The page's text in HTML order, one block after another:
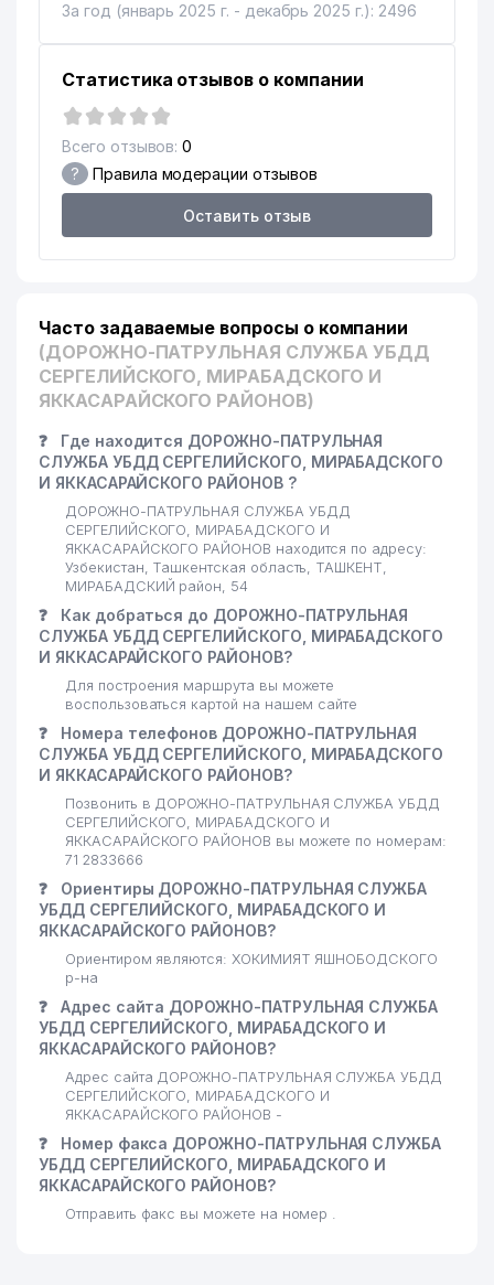
За год (январь 2025 г. - декабрь 2025 г.): 2496
Статистика отзывов о компании
Всего отзывов: 0
? Правила модерации отзывов
Оставить отзыв
Часто задаваемые вопросы о компании
(ДОРОЖНО-ПАТРУЛЬНАЯ СЛУЖБА УБДД
СЕРГЕЛИЙСКОГО, МИРАБАДСКОГО И
ЯККАСАРАЙСКОГО РАЙОНОВ)
❓
Где находится ДОРОЖНО-ПАТРУЛЬНАЯ
СЛУЖБА УБДД СЕРГЕЛИЙСКОГО, МИРАБАДСКОГО
И ЯККАСАРАЙСКОГО РАЙОНОВ ?
ДОРОЖНО-ПАТРУЛЬНАЯ СЛУЖБА УБДД
СЕРГЕЛИЙСКОГО, МИРАБАДСКОГО И
ЯККАСАРАЙСКОГО РАЙОНОВ находится по адресу:
Узбекистан, Ташкентская область, ТАШКЕНТ,
МИРАБАДСКИЙ район, 54
❓
Как добраться до ДОРОЖНО-ПАТРУЛЬНАЯ
СЛУЖБА УБДД СЕРГЕЛИЙСКОГО, МИРАБАДСКОГО
И ЯККАСАРАЙСКОГО РАЙОНОВ?
Для построения маршрута вы можете
воспользоваться картой на нашем сайте
❓
Номера телефонов ДОРОЖНО-ПАТРУЛЬНАЯ
СЛУЖБА УБДД СЕРГЕЛИЙСКОГО, МИРАБАДСКОГО
И ЯККАСАРАЙСКОГО РАЙОНОВ?
Позвонить в ДОРОЖНО-ПАТРУЛЬНАЯ СЛУЖБА УБДД
СЕРГЕЛИЙСКОГО, МИРАБАДСКОГО И
ЯККАСАРАЙСКОГО РАЙОНОВ вы можете по номерам:
71 2833666
❓
Ориентиры ДОРОЖНО-ПАТРУЛЬНАЯ СЛУЖБА
УБДД СЕРГЕЛИЙСКОГО, МИРАБАДСКОГО И
ЯККАСАРАЙСКОГО РАЙОНОВ?
Ориентиром являются: ХОКИМИЯТ ЯШНОБОДСКОГО
р-на
❓
Адрес сайта ДОРОЖНО-ПАТРУЛЬНАЯ СЛУЖБА
УБДД СЕРГЕЛИЙСКОГО, МИРАБАДСКОГО И
ЯККАСАРАЙСКОГО РАЙОНОВ?
Адрес сайта ДОРОЖНО-ПАТРУЛЬНАЯ СЛУЖБА УБДД
СЕРГЕЛИЙСКОГО, МИРАБАДСКОГО И
ЯККАСАРАЙСКОГО РАЙОНОВ -
❓
Номер факса ДОРОЖНО-ПАТРУЛЬНАЯ СЛУЖБА
УБДД СЕРГЕЛИЙСКОГО, МИРАБАДСКОГО И
ЯККАСАРАЙСКОГО РАЙОНОВ?
Отправить факс вы можете на номер .